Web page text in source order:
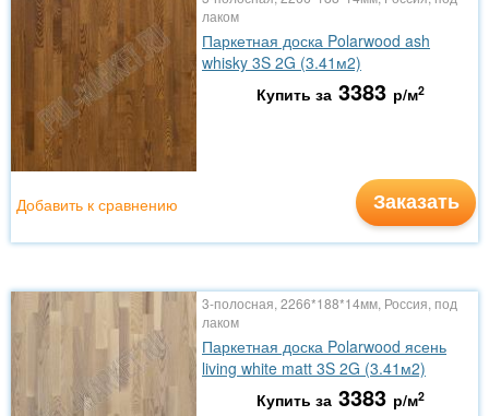
лаком
Паркетная доска Polarwood ash
whisky 3S 2G (3.41м2)
Купить за 3383 р/м2
Заказать
Добавить к сравнению
3-полосная, 2266*188*14мм, Россия, под
лаком
Паркетная доска Polarwood ясень
living white matt 3S 2G (3.41м2)
Купить за 3383 р/м2